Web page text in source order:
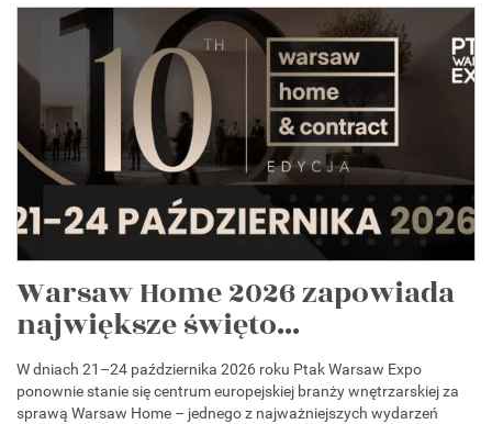
Warsaw Home 2026 zapowiada
największe święto...
W dniach 21–24 października 2026 roku Ptak Warsaw Expo
ponownie stanie się centrum europejskiej branży wnętrzarskiej za
sprawą Warsaw Home – jednego z najważniejszych wydarzeń